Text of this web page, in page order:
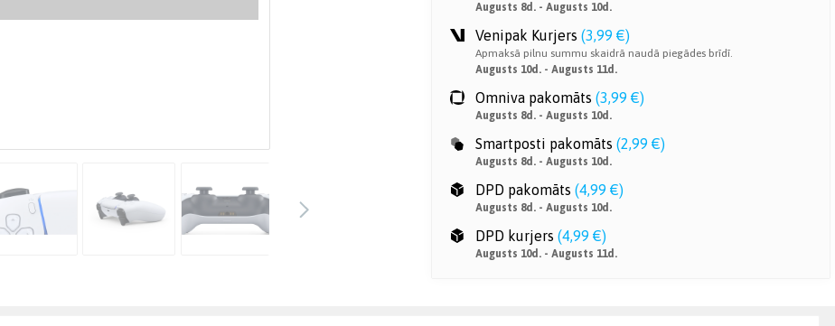
Augusts 8d. - Augusts 10d.
Venipak Kurjers (3,99 €)
Apmaksā pilnu summu skaidrā naudā piegādes brīdī.
Augusts 10d. - Augusts 11d.
Omniva pakomāts (3,99 €)
Augusts 8d. - Augusts 10d.
Smartposti pakomāts (2,99 €)
Augusts 8d. - Augusts 10d.
DPD pakomāts (4,99 €)
Augusts 8d. - Augusts 10d.
DPD kurjers (4,99 €)
Augusts 10d. - Augusts 11d.